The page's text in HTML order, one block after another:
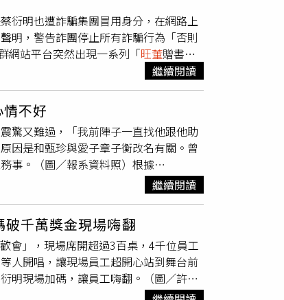
濃郁深沉、搭配多塊軟嫩牛肉的
蛋包飯」亦有擁護者，而喜歡家常風味
憶。蛋包飯也針對不同食量的食客設
和L（5.5碗飯、6顆蛋），日前曾有勇
大家還是量力而為。「培根莫札瑞拉
度鮮明的招牌蛋包飯茄汁有所區隔。
林士傑攝）除了一般正統蛋包飯，店
成「蛋中蛋」的有趣畫面；義大利麵也
試營運時，由於採時段性開放，瞬間
。對此，品牌督導洪伸佐表示，目前
透露未來當日方研發新菜單時，台灣也
後亦可能以季節性菜單推出。「ポムの
間：週日～週四11：00～21：30、週
務費
用於飯店與商業場所。不過隨著該公司
經手來自北韓駭客組織拉撒路集團
，自2021年起，匯旺的線上市集與加密
）表示，這項制裁行動將對匯旺產生重
際監管機構亦有所應對。Telegram近期
成為全球詐騙網絡的新興中心。人權研
，柬埔寨人民黨（Cambodian
該產業占柬埔寨國內生產毛額的60%。
的結構性包庇。報告還點名直指柬埔寨
Sar Sokha也曾參與柬埔寨境內最大詐
，這些詐騙基礎設施正快速擴展至柬埔
旺集團所扮演的角色，正是維繫這個全
旺已淪為處理「殺豬盤」詐騙資金的主
於加密貨幣的偽匿名特性與跨境轉帳
止。
衍明也遭詐騙集團冒用身分，在網路上
明，警告詐團停止所有詐騙行為「否則
網站平台突然出現一系列「旺董贈書」
愛心基金會繼11月
1000本《富爸爸，窮爸爸【25週年紀念
則被引導加入至一個名為「蔡衍明」
是本人在做活動，領取書籍需要添加我
也會分享關於書本資訊由允馨私傳給同
名為「李允馨」的LINE帳號，開頭就直
填寫711地址」。而在面對網友的質
，蔡衍明董事長在贈書活動期間我都是
，那可是蔡衍明董事長唷，所以尊稱他
自己的FB粉絲專頁發文警告「網路上
！本人及旺旺集團絕不會以各種名義
事長也強調，在任何網路平台上看到的
」。蔡衍明董事長也提到，之前已有假
。蔡衍明董事長也在文末敬告這些詐騙
繼續閱讀
不好
驚又難過，「我前陣子一直找他跟他助
因是和甄珍與愛子章子衡改名有關。曾
事。（圖／報系資料照）根據
也太突然了，好震驚，他對我有恩，因
她助哩，聯絡他都沒連絡上，都沒接我
們也是只能安慰」。白冰冰透露之前會
》，之前在一年前我在友台，他也來
因為版權分布，搞到連他自己也不能
我有空就要多關心他」。白冰冰說，她
的熱情，「他在宜蘭有弄錄音室，也有
，希望帶他到大陸演唱，建議去他的錄
繼續閱讀
破千萬獎金現場嗨翻
會」，現場席開超過3百桌，4千位員工
人開唱，讓現場員工超開心站到舞台前
明現場加碼，讓員工嗨翻。（圖／許方
中與副總裁蔡旺家就登上禮車大進